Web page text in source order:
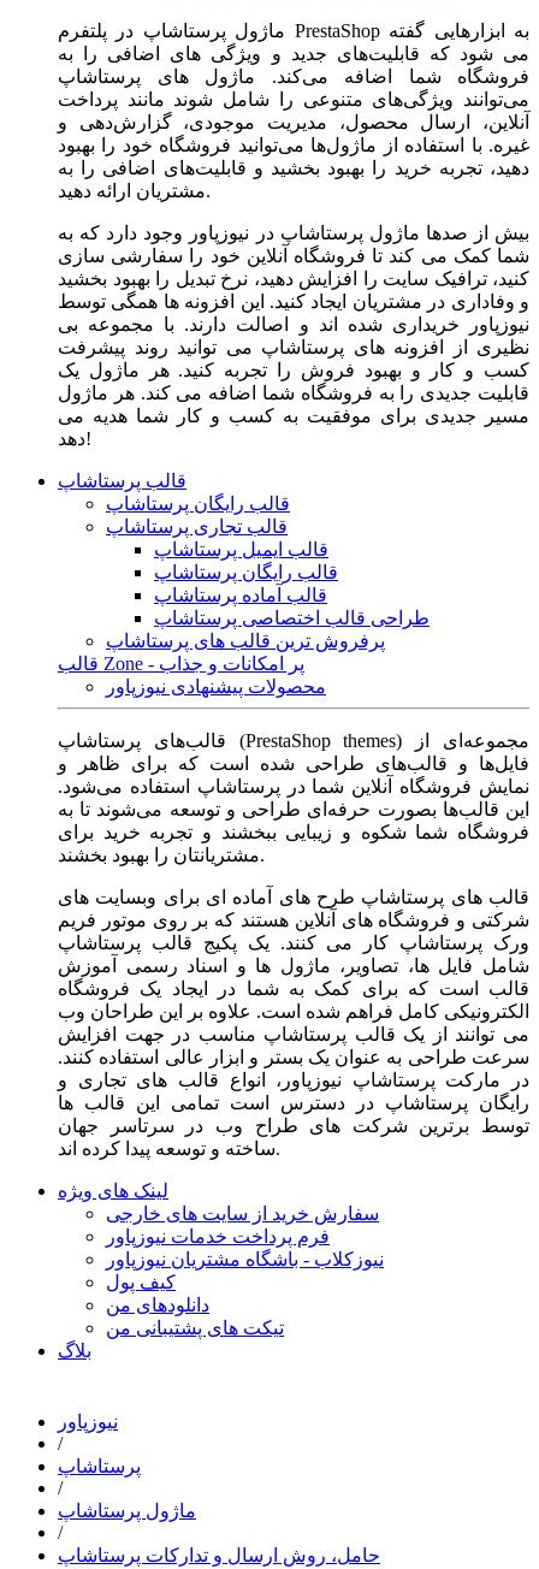
ماژول‌ پرستاشاپ در پلتفرم PrestaShop به ابزارهایی گفته
می شود که قابلیت‌های جدید و ویژگی های اضافی را به
فروشگاه شما اضافه می‌کند. ماژول های پرستاشاپ
می‌توانند ویژگی‌های متنوعی را شامل شوند مانند پرداخت
آنلاین، ارسال محصول، مدیریت موجودی، گزارش‌دهی و
غیره. با استفاده از ماژول‌ها می‌توانید فروشگاه خود را بهبود
دهید، تجربه خرید را بهبود بخشید و قابلیت‌های اضافی را به
مشتریان ارائه دهید.
بیش از صدها ماژول پرستاشاپ در نیوزپاور وجود دارد که به
شما کمک می کند تا فروشگاه آنلاین خود را سفارشی سازی
کنید، ترافیک سایت را افزایش دهید، نرخ تبدیل را بهبود بخشید
و وفاداری در مشتریان ایجاد کنید. این افزونه ها همگی توسط
نیوزپاور خریداری شده اند و اصالت دارند. با مجموعه بی
نظیری از افزونه های پرستاشاپ می توانید روند پیشرفت
کسب و کار و بهبود فروش را تجربه کنید. هر ماژول یک
قابلیت جدیدی را به فروشگاه شما اضافه می کند. هر ماژول
مسیر جدیدی برای موفقیت به کسب و کار شما هدیه می
دهد!
قالب پرستاشاپ
قالب رایگان پرستاشاپ
قالب تجاری پرستاشاپ
قالب ایمیل پرستاشاپ
قالب رایگان پرستاشاپ
قالب آماده پرستاشاپ
طراحی قالب اختصاصی پرستاشاپ
پرفروش ترین قالب های پرستاشاپ
قالب Zone - پر امکانات و جذاب
محصولات پیشنهادی نیوزپاور
قالب‌های پرستاشاپ (PrestaShop themes) مجموعه‌ای از
فایل‌ها و قالب‌های طراحی شده است که برای ظاهر و
نمایش فروشگاه آنلاین شما در پرستاشاپ استفاده می‌شود.
این قالب‌ها بصورت حرفه‌ای طراحی و توسعه می‌شوند تا به
فروشگاه شما شکوه و زیبایی ببخشند و تجربه خرید برای
مشتریانتان را بهبود بخشند.
قالب های پرستاشاپ طرح های آماده ای برای وبسایت های
شرکتی و فروشگاه های آنلاین هستند که بر روی موتور فریم
ورک پرستاشاپ کار می کنند. یک پکیج قالب پرستاشاپ
شامل فایل ها، تصاویر، ماژول ها و اسناد رسمی آموزش
قالب است که برای کمک به شما در ایجاد یک فروشگاه
الکترونیکی کامل فراهم شده است. علاوه بر این طراحان وب
می توانند از یک قالب پرستاشاپ مناسب در جهت افزایش
سرعت طراحی به عنوان یک بستر و ابزار عالی استفاده کنند.
در مارکت پرستاشاپ نیوزپاور، انواع قالب های تجاری و
رایگان پرستاشاپ در دسترس است تمامی این قالب ها
توسط برترین شرکت های طراح وب در سرتاسر جهان
ساخته و توسعه پیدا کرده اند.
لینک های ویژه
سفارش خرید از سایت های خارجی
فرم پرداخت خدمات نیوزپاور
نیوزکلاب - باشگاه مشتریان نیوزپاور
کیف پول
دانلودهای من
تیکت های پشتیبانی من
بلاگ
نیوزپاور
/
پرستاشاپ
/
ماژول پرستاشاپ
/
حامل، روش ارسال و تدارکات پرستاشاپ